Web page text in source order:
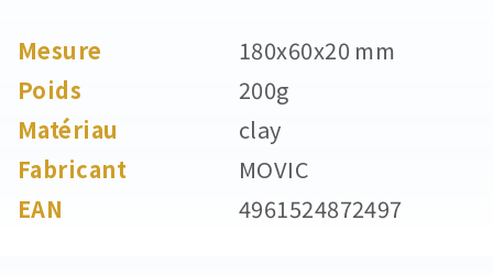
Mesure
180x60x20 mm
Poids
200g
Matériau
clay
Fabricant
MOVIC
EAN
4961524872497